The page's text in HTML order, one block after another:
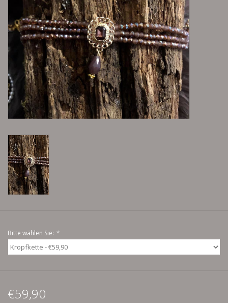
Blütenkranzkollektion
I ❤️ bayerischer Wald Armband
Lieblingsmensch Kollektion
Ohrringe & Ohrstecker
Armbänder
Tücher
individuell gravierbarer
Schmuck
Schmuck aus goldenem Gras
Bitte wählen Sie: *
€59,90